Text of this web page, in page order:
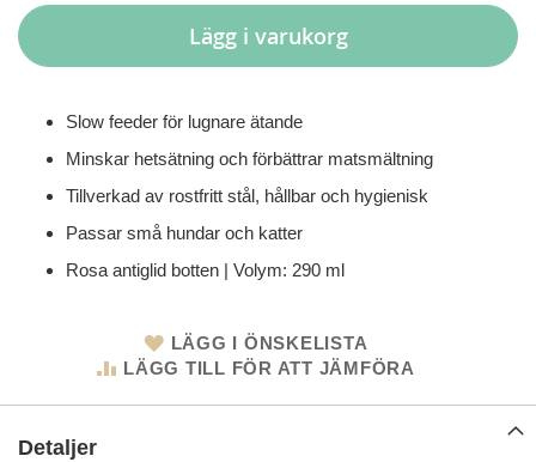
Lägg i varukorg
Slow feeder för lugnare ätande
Minskar hetsätning och förbättrar matsmältning
Tillverkad av rostfritt stål, hållbar och hygienisk
Passar små hundar och katter
Rosa antiglid botten | Volym: 290 ml
LÄGG I ÖNSKELISTA
LÄGG TILL FÖR ATT JÄMFÖRA
Detaljer